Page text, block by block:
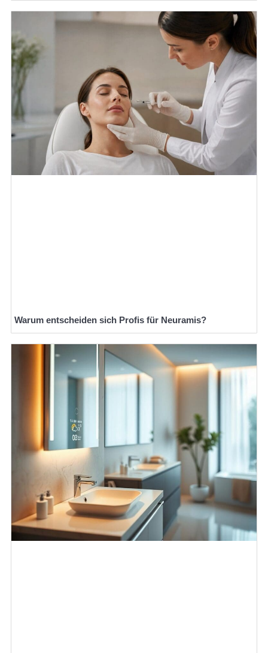
Warum entscheiden sich Profis für Neuramis?